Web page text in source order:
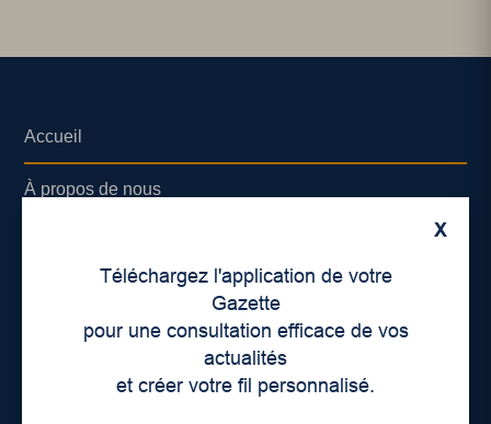
X
Téléchargez l'application de votre
Gazette
pour une consultation efficace de vos
actualités
et créer votre fil personnalisé.
Accueil
À propos de nous
Lieux de distribution